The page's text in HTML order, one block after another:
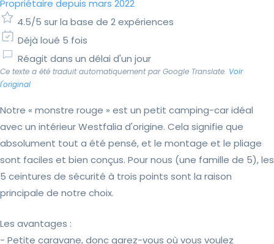
Propriétaire depuis mars 2022
4.5/5 sur la base de 2 expériences
Déjà loué 5 fois
Réagit dans un délai d'un jour
Ce texte a été traduit automatiquement par Google Translate. Voir
l'original
Notre « monstre rouge » est un petit camping-car idéal
avec un intérieur Westfalia d'origine. Cela signifie que
absolument tout a été pensé, et le montage et le pliage
sont faciles et bien conçus. Pour nous (une famille de 5), les
5 ceintures de sécurité à trois points sont la raison
principale de notre choix.
Les avantages :
- Petite caravane, donc garez-vous où vous voulez